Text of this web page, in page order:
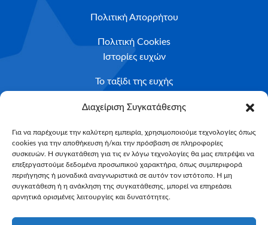
Διαχείριση Συγκατάθεσης
Για να παρέχουμε την καλύτερη εμπειρία, χρησιμοποιούμε τεχνολογίες όπως
cookies για την αποθήκευση ή/και την πρόσβαση σε πληροφορίες
συσκευών. Η συγκατάθεση για τις εν λόγω τεχνολογίες θα μας επιτρέψει να
επεξεργαστούμε δεδομένα προσωπικού χαρακτήρα, όπως συμπεριφορά
περιήγησης ή μοναδικά αναγνωριστικά σε αυτόν τον ιστότοπο. Η μη
συγκατάθεση ή η ανάκληση της συγκατάθεσης, μπορεί να επηρεάσει
αρνητικά ορισμένες λειτουργίες και δυνατότητες.
Πολιτική Απορρήτου
Πολιτική Cookies
Ιστορίες ευχών
Το ταξίδι της ευχής
Κριτήρια Καταλληλότητας
Υποβολή Αιτήματος
NEWSLETTER
Email*